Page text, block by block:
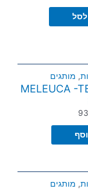
, מותגים
MELEUCA -
, מותגים